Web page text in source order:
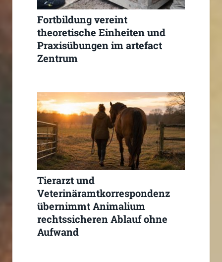
Fortbildung vereint
theoretische Einheiten und
Praxisübungen im artefact
Zentrum
Tierarzt und
Veterinäramtkorrespondenz
übernimmt Animalium
rechtssicheren Ablauf ohne
Aufwand